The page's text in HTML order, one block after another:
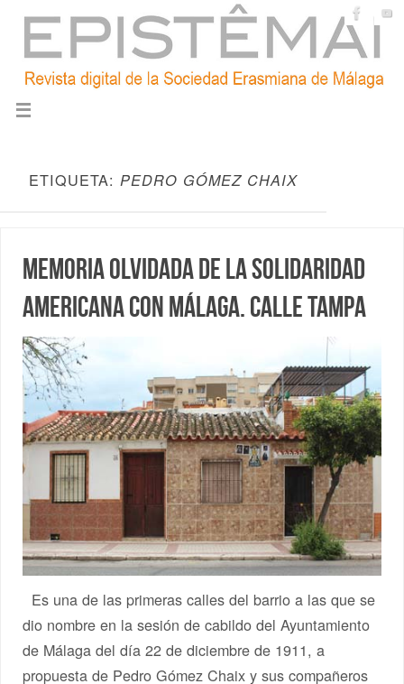
ETIQUETA: PEDRO GÓMEZ CHAIX
Memoria olvidada de la solidaridad
americana con Málaga. Calle Tampa
Es una de las primeras calles del barrio a las que se
dio nombre en la sesión de cabildo del Ayuntamiento
de Málaga del día 22 de diciembre de 1911, a
propuesta de Pedro Gómez Chaix y sus compañeros